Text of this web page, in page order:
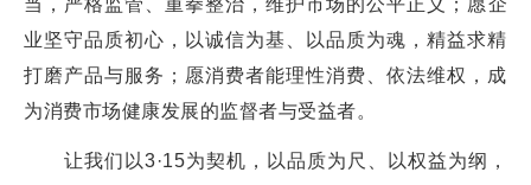
当，严格监管、重拳整治，维护市场的公平正义；愿企
业坚守品质初心，以诚信为基、以品质为魂，精益求精
打磨产品与服务；愿消费者能理性消费、依法维权，成
为消费市场健康发展的监督者与受益者。
让我们以3·15为契机，以品质为尺、以权益为纲，